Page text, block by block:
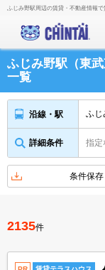
ふじみ野駅周辺の賃貸・不動産情報
ふじみ野駅（東
一覧
沿線・駅 ふじ
詳細条件 指定
条件保存
2135件